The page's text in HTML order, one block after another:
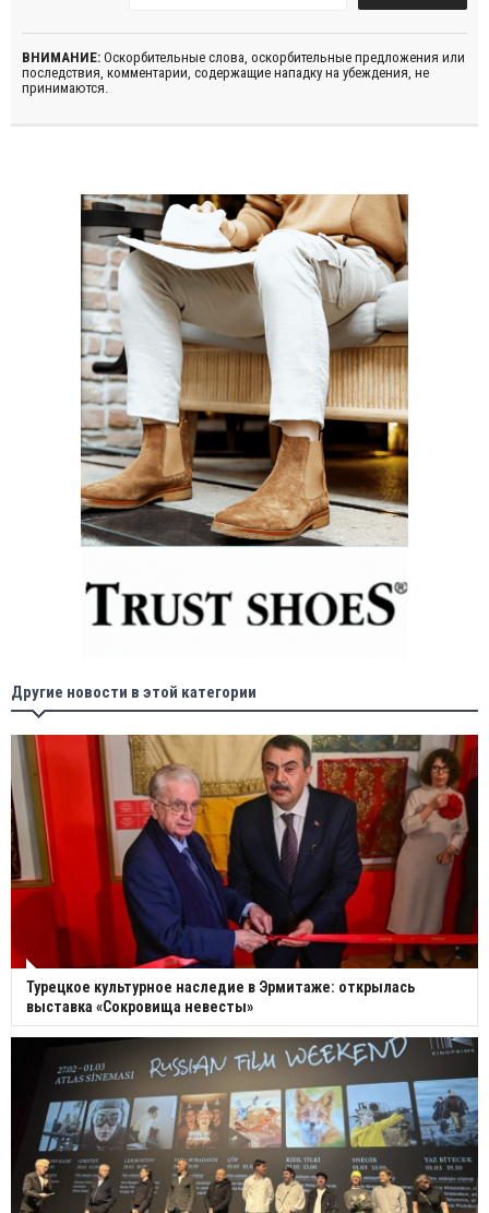
ВНИМАНИЕ: Оскорбительные слова, оскорбительные предложения или
последствия, комментарии, содержащие нападку на убеждения, не
принимаются.
Другие новости в этой категории
Турецкое культурное наследие в Эрмитаже: открылась
выставка «Сокровища невесты»